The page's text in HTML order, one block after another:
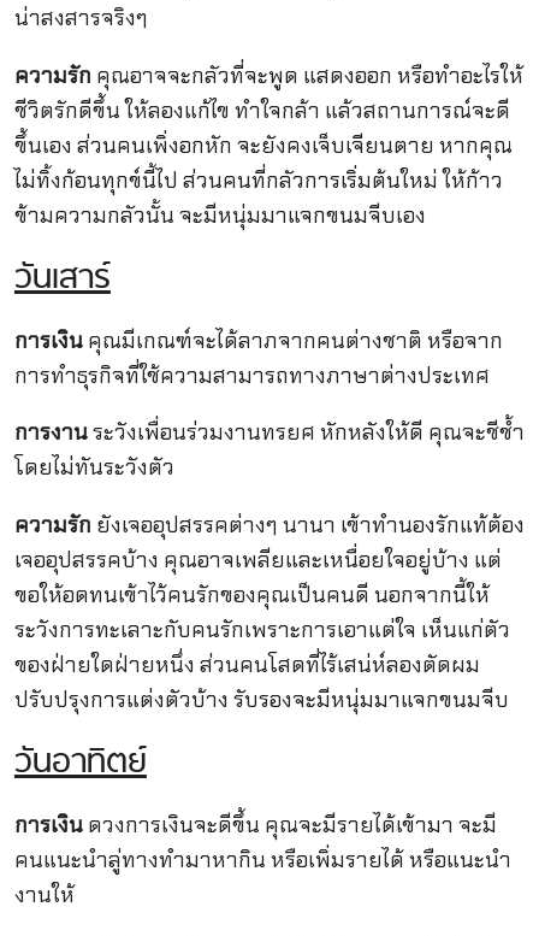
น่าสงสารจริงๆ
ความรัก คุณอาจจะกลัวที่จะพูด แสดงออก หรือทำอะไรให้
ชีวิตรักดีขึ้น ให้ลองแก้ไข ทำใจกล้า แล้วสถานการณ์จะดี
ขึ้นเอง ส่วนคนเพิ่งอกหัก จะยังคงเจ็บเจียนตาย หากคุณ
ไม่ทิ้งก้อนทุกข์นี้ไป ส่วนคนที่กลัวการเริ่มต้นใหม่ ให้ก้าว
ข้ามความกลัวนั้น จะมีหนุ่มมาแจกขนมจีบเอง
วันเสาร์
การเงินคุณมีเกณฑ์จะได้ลาภจากคนต่างชาติ หรือจาก
การทำธุรกิจที่ใช้ความสามารถทางภาษาต่างประเทศ
การงานระวังเพื่อนร่วมงานทรยศ หักหลังให้ดี คุณจะชีช้ำ
โดยไม่ทันระวังตัว
ความรัก ยังเจออุปสรรคต่างๆ นานา เข้าทำนองรักแท้ต้อง
เจออุปสรรคบ้าง คุณอาจเพลียและเหนื่อยใจอยู่บ้าง แต่
ขอให้อดทนเข้าไว้คนรักของคุณเป็นคนดี นอกจากนี้ให้
ระวังการทะเลาะกับคนรักเพราะการเอาแต่ใจ เห็นแก่ตัว
ของฝ่ายใดฝ่ายหนึ่ง ส่วนคนโสดที่ไร้เสน่ห์ลองตัดผม
ปรับปรุงการแต่งตัวบ้าง รับรองจะมีหนุ่มมาแจกขนมจีบ
วันอาทิตย์
การเงินดวงการเงินจะดีขึ้น คุณจะมีรายได้เข้ามา จะมี
คนแนะนำลู่ทางทำมาหากิน หรือเพิ่มรายได้ หรือแนะนำ
งานให้